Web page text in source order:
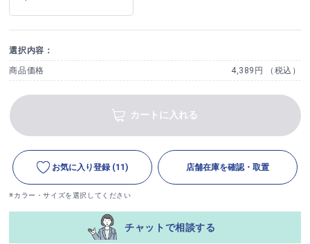
選択内容：
商品価格 4,389円 （税込）
カートに入れる
お気に入り登録 (11) 店舗在庫を確認・取置
※カラー・サイズを選択してください
チャットで相談する